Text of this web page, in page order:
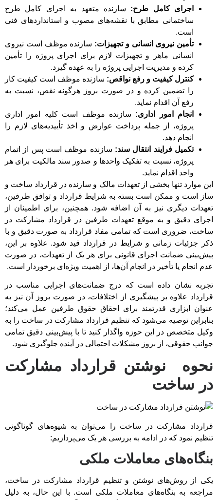
اجرای کامل طرح: سازنده متعهد به اجرای کامل طرح
ساختمانی مطابق با نقشه‌های مصوب و استانداردهای فنی
است.
تأمین نیروی انسانی و تجهیزات: سازنده موظف است نیروی
انسانی ماهر و تجهیزات لازم برای اجرای پروژه را تأمین
کرده و مدیریت اجرایی پروژه را به عهده گیرد.
کنترل کیفیت و رفع نواقص: سازنده موظف است کیفیت کار
را تضمین کرده و در صورت بروز هرگونه نقص، نسبت به
رفع آن اقدام نماید.
انجام امور اداری: سازنده موظف است کلیه امور اداری
پروژه، از جمله پرداخت عوارض و اخذ تأییدیه‌های لازم را
انجام دهد.
تکمیل فرایند انتقال سند: سازنده موظف است پس از اتمام
پروژه، نسبت به تفکیک واحدها و صدور سند مالکیت برای هر
واحد اقدام نماید.
این موارد تنها بخشی از تعهدات مالک و سازنده در قرارداد ساخت و
ساز است و ممکن است بسته به شرایط قرارداد و توافق طرفین،
تعهدات دیگری نیز به آن اضافه شود. همچنین، برای اطمینان از
اجرای دقیق و به موقع تعهدات طرفین در قرارداد مشارکت در
ساخت، ضروری است که تمامی مفاد قرارداد به صورت دقیق و با
ذکر جزئیات زمانی و شرایط در قرارداد قید شود. علاوه بر این،
پیش‌بینی ضمانت اجرای قانونی برای هر یک از تعهدات، در صورت
عدم انجام یا تأخیر در انجام آن‌ها، از اهمیت ویژه‌ای برخوردار است.
تجربه نشان داده است که درج ضمانت‌های اجرایی مناسب در
قرارداد علاوه بر پیشگیری از اختلافات، در صورت بروز آن نیز به
عنوان ابزاری قدرتمند برای احقاق حقوق طرفین عمل می‌کند؛
بنابراین توصیه می‌شود که تنظیم قرارداد مشارکت در ساخت را به
وکیل متخصص در این حوزه واگذار کنید تا با پیش‌بینی دقیق تمامی
جوانب حقوقی، از بروز مشکلات احتمالی در آینده جلوگیری شود.
نحوه نوشتن قرارداد مشارکت
در ساخت
قرارداد مشارکت در ساخت را می‌توان به شیوه‌های گوناگونی
تنظیم نمود که در ادامه به بررسی هر یک می‌پردازیم:
بنگاه‌های معاملات ملکی
یکی از روش‌های نوشتن و تنظیم قرارداد مشارکت در ساخت،
مراجعه به بنگاه‌های معاملات ملکی است. با این حال، به دلیل